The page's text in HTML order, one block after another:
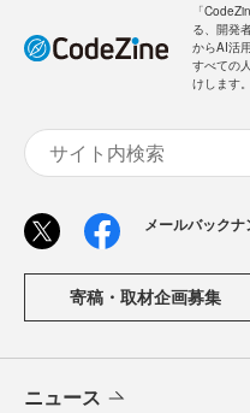
「
る、開発
からAI活
すべての
けします。
メールバックナ
寄稿・取材企画募集
ニュース